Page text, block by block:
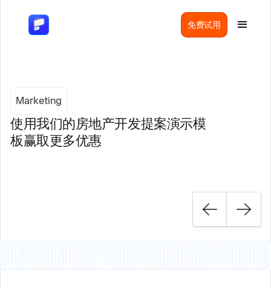
免费试用
Marketing
使用我们的房地产开发提案演示模
板赢取更多优惠